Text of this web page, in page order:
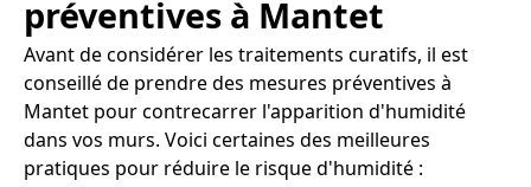
préventives à Mantet
Avant de considérer les traitements curatifs, il est
conseillé de prendre des mesures préventives à
Mantet pour contrecarrer l'apparition d'humidité
dans vos murs. Voici certaines des meilleures
pratiques pour réduire le risque d'humidité :